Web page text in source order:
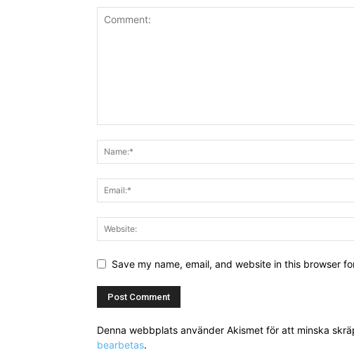
Save my name, email, and website in this browser
Denna webbplats använder Akismet för att minska
bearbetas.